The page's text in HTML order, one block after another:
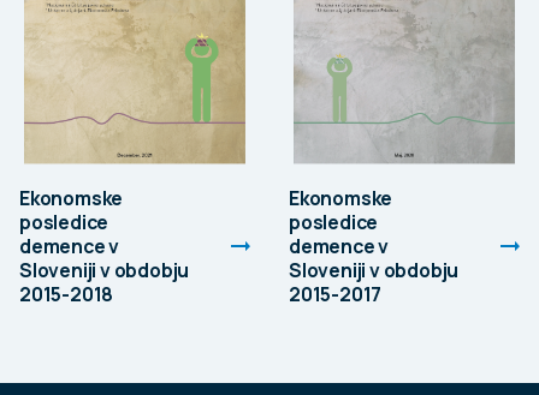
15. MAJ 2024
Ekonomske
posledice
demence v
Sloveniji v obdobju
2015-2018
Ekonomske
posledice
demence v
Sloveniji v obdobju
2015-2017